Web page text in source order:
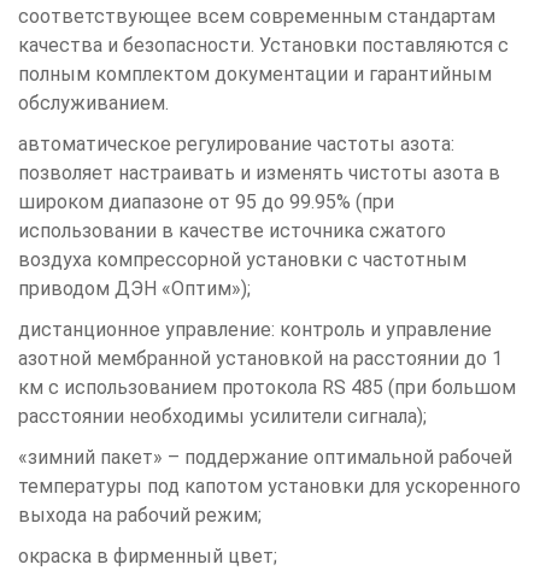
соответствующее всем современным стандартам
качества и безопасности. Установки поставляются с
полным комплектом документации и гарантийным
обслуживанием.
автоматическое регулирование частоты азота:
позволяет настраивать и изменять чистоты азота в
широком диапазоне от 95 до 99.95% (при
использовании в качестве источника сжатого
воздуха компрессорной установки с частотным
приводом ДЭН «Оптим»);
дистанционное управление: контроль и управление
азотной мембранной установкой на расстоянии до 1
км с использованием протокола RS 485 (при большом
расстоянии необходимы усилители сигнала);
«зимний пакет» – поддержание оптимальной рабочей
температуры под капотом установки для ускоренного
выхода на рабочий режим;
окраска в фирменный цвет;